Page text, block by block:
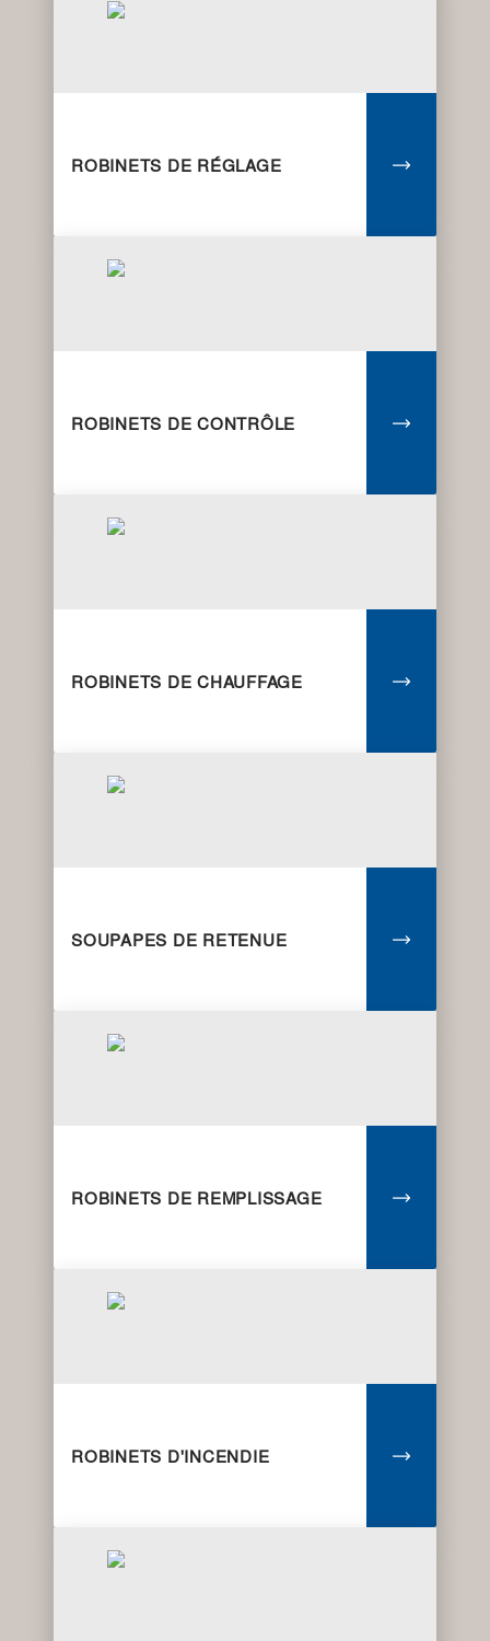
ROBINETS DE RÉGLAGE
ROBINETS DE CONTRÔLE
ROBINETS DE CHAUFFAGE
SOUPAPES DE RETENUE
ROBINETS DE REMPLISSAGE
ROBINETS D'INCENDIE